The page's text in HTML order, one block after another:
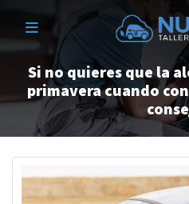
Si no quieres que la
primavera cuando